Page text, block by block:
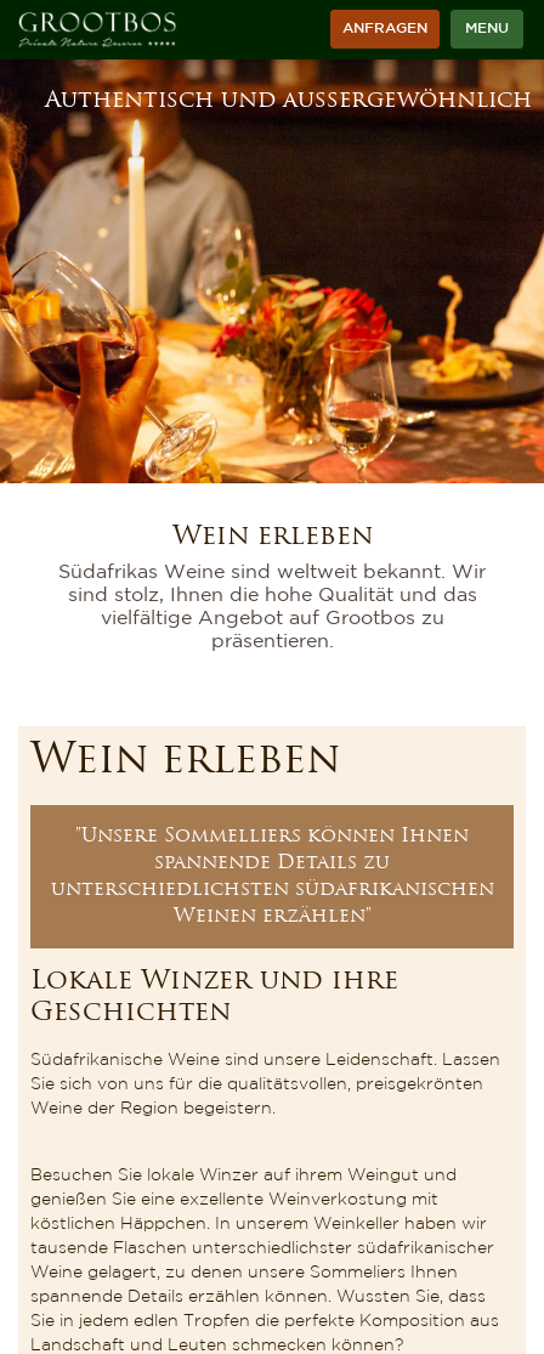
ANFRAGEN MENU
Authentisch und außergewöhnlich
Wein erleben
Südafrikas Weine sind weltweit bekannt. Wir
sind stolz, Ihnen die hohe Qualität und das
vielfältige Angebot auf Grootbos zu
präsentieren.
Wein erleben
"Unsere Sommelliers können Ihnen
spannende Details zu
unterschiedlichsten südafrikanischen
Weinen erzählen"
Lokale Winzer und ihre
Geschichten
Südafrikanische Weine sind unsere Leidenschaft. Lassen
Sie sich von uns für die qualitätsvollen, preisgekrönten
Weine der Region begeistern.
Besuchen Sie lokale Winzer auf ihrem Weingut und
genießen Sie eine exzellente Weinverkostung mit
köstlichen Häppchen. In unserem Weinkeller haben wir
tausende Flaschen unterschiedlichster südafrikanischer
Weine gelagert, zu denen unsere Sommeliers Ihnen
spannende Details erzählen können. Wussten Sie, dass
Sie in jedem edlen Tropfen die perfekte Komposition aus
Landschaft und Leuten schmecken können?